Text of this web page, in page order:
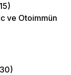
ve Otoimmün